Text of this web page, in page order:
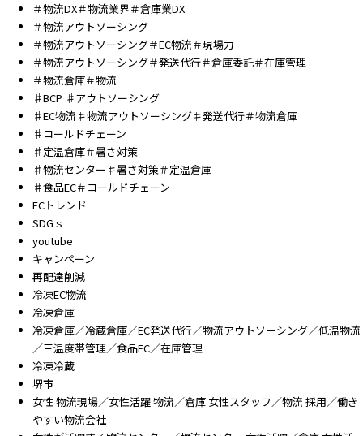
＃物流DX＃物流業界＃倉庫業DX
＃物流アウトソーシング
＃物流アウトソーシング＃EC物流＃現場力
＃物流アウトソーシング＃発送代行＃倉庫委託＃在庫管理
＃物流倉庫＃物流
♯BCP ♯アウトソーシング
♯EC物流♯物流アウトソーシング♯発送代行＃物流倉庫
♯コールドチェーン
♯定温倉庫＃暑さ対策
♯物流センター♯暑さ対策＃定温倉庫
♯食品EC＃コールドチェーン
ECトレンド
SDGｓ
youtube
キャンペーン
再配達削減
冷凍EC物流
冷凍倉庫
冷凍倉庫／冷蔵倉庫／EC発送代行／物流アウトソーシング／低温物流
／三温度帯管理／食品EC／在庫管理
冷凍冷蔵
堺市
女性 物流現場／女性活躍 物流／倉庫 女性スタッフ／物流 採用／働き
やすい物流会社